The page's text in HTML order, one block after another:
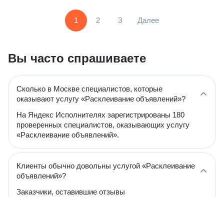
1 2 3 Далее
Вы часто спрашиваете
Сколько в Москве специалистов, которые
оказывают услугу «Расклеивание объявлений»?
На Яндекс Исполнителях зарегистрированы 180
проверенных специалистов, оказывающих услугу
«Расклеивание объявлений».
Клиенты обычно довольны услугой «Расклеивание
объявлений»?
Заказчики, оставившие отзывы